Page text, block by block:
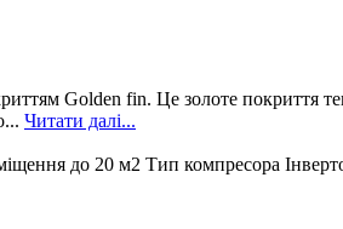
Golden fin. Це золоте покриття
Читати далі...
до 20 м2 Тип компресора